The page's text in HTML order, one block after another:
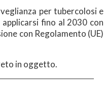
per tubercolosi e
fino al 2030 con
con Regolamento (UE)
in oggetto.